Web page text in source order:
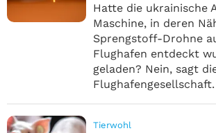
Hatte die ukrainische
Maschine, in deren
Sprengstoff-Drohne
Flughafen entdeckt
geladen? Nein, sagt
Flughafengesellschaft.
Tierwohl